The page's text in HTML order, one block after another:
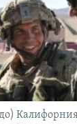
сайттары